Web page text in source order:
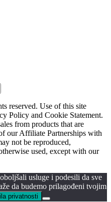
reserved. Use of this site
Policy and Cookie Statement.
from products that are
our Affiliate Partnerships with
not be reproduced,
used, except with our
usluge i podesili da sve
da budemo prilagođeni tvojim
privatnosti